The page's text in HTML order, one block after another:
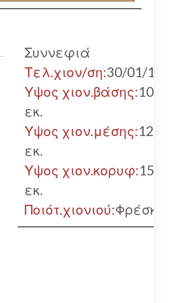
Συννεφιά
Τελ.χιον/ση:30/01/19
Υψος χιον.βάσης:100
εκ.
Υψος χιον.μέσης:120
εκ.
Υψος χιον.κορυφ:150
εκ.
Ποιότ.χιονιού:Φρέσκο